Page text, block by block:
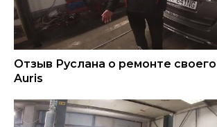
Отзыв Руслана о ремонте
Auris